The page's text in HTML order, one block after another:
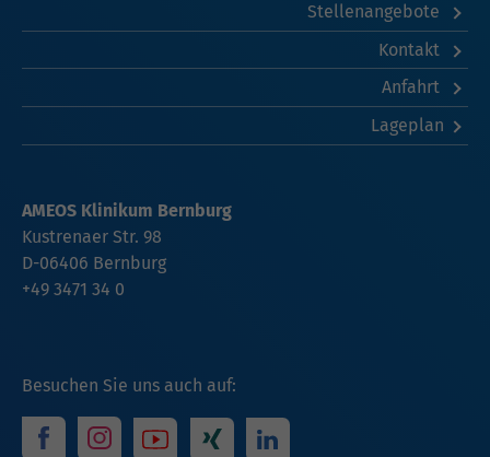
Stellenangebote
Kontakt
Anfahrt
Lageplan
Besuchen Sie uns auch auf:
AMEOS Klinikum Bernburg
Kustrenaer Str. 98
D-06406 Bernburg
+49 3471 34 0